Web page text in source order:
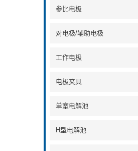
参比电极
对电极/辅助电极
工作电极
电极夹具
单室电解池
H型电解池